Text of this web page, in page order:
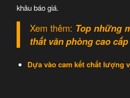
khâu báo giá.
Xem thêm: Top những
thất văn phòng cao cấp
Dựa vào cam kết chất lượng